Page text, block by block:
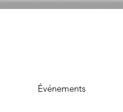
Événements